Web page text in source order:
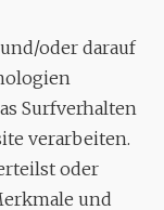
oder darauf
Surfverhalten
verarbeiten.
oder
und
1